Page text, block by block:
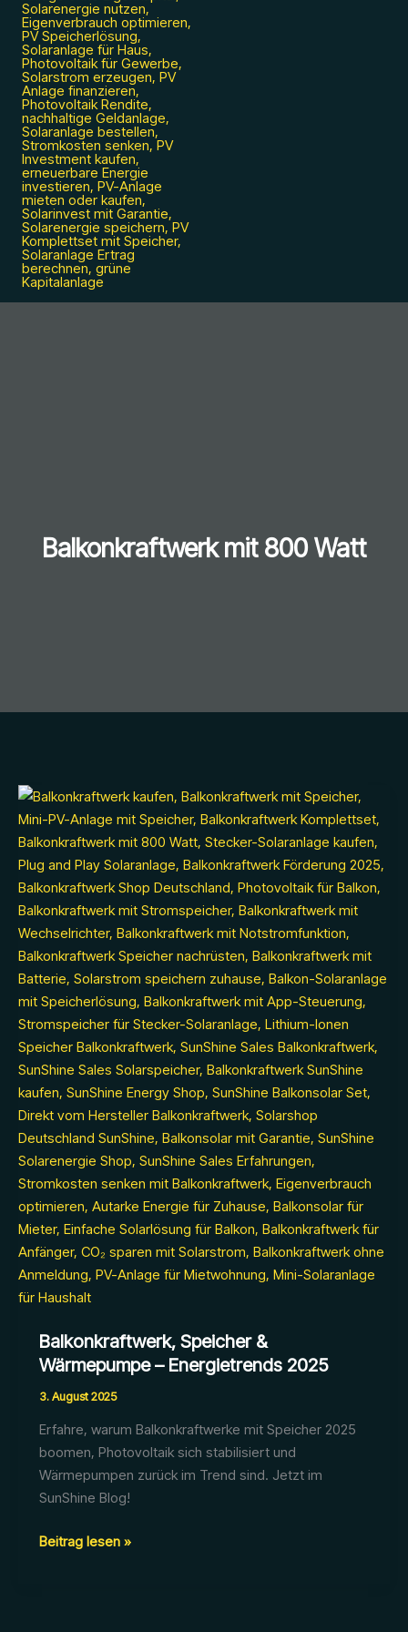
Balkonkraftwerk mit 800 Watt
Balkonkraftwerk, Speicher &
Wärmepumpe – Energietrends 2025
3. August 2025
Erfahre, warum Balkonkraftwerke mit Speicher 2025
boomen, Photovoltaik sich stabilisiert und
Wärmepumpen zurück im Trend sind. Jetzt im
SunShine Blog!
Balkonkraftwerk,
Beitrag lesen »